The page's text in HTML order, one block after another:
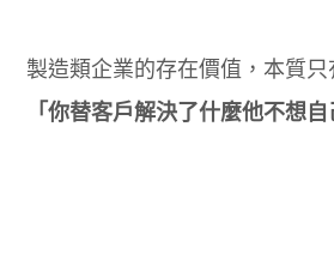
製造類企業的存在價值，本質只
「你替客戶解決了什麼他不想自